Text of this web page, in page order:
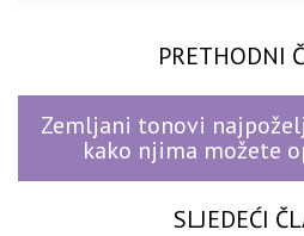
PRETHODNI
Zemljani tonovi
kako njima možete
SLJEDEĆI